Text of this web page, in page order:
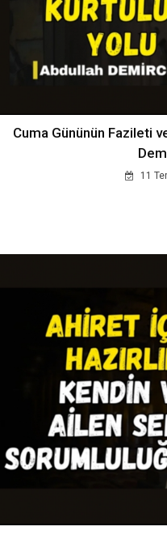
Cuma Gününün Fazileti
11